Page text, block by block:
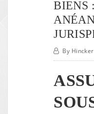
BIENS
By Hincker